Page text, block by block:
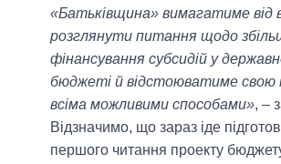
«Батьківщина» вимагатиме від
розглянути питання щодо
фінансування субсидій у
бюджеті й відстоюватиме свою
всіма можливими способами», –
Відзначимо, що зараз іде
першого читання проекту